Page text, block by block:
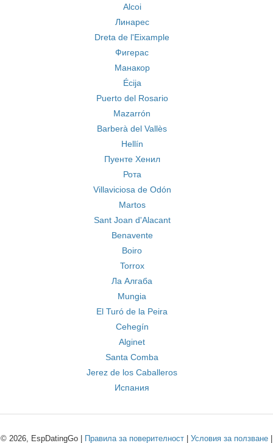
Alcoi
Линарес
Dreta de l'Eixample
Фигерас
Манакор
Écija
Puerto del Rosario
Mazarrón
Barberà del Vallès
Hellín
Пуенте Хенил
Рота
Villaviciosa de Odón
Martos
Sant Joan d'Alacant
Benavente
Boiro
Torrox
Ла Алгаба
Mungia
El Turó de la Peira
Cehegín
Alginet
Santa Comba
Jerez de los Caballeros
Испания
© 2026, EspDatingGo | Правила за поверителност Условия за ползване